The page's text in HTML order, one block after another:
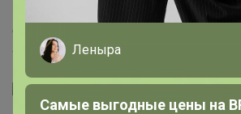
фирма Айрин, Беларусь, качество
42,можно и на 44
цена распродажная 2400!!!
Леныра
Самые выгодные цены на